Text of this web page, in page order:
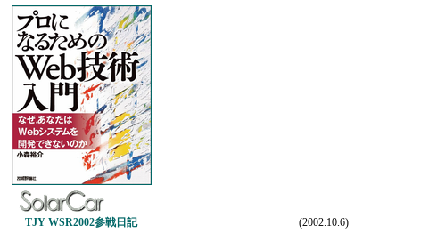
TJY WSR2002参戦日記 (2002.10.6)